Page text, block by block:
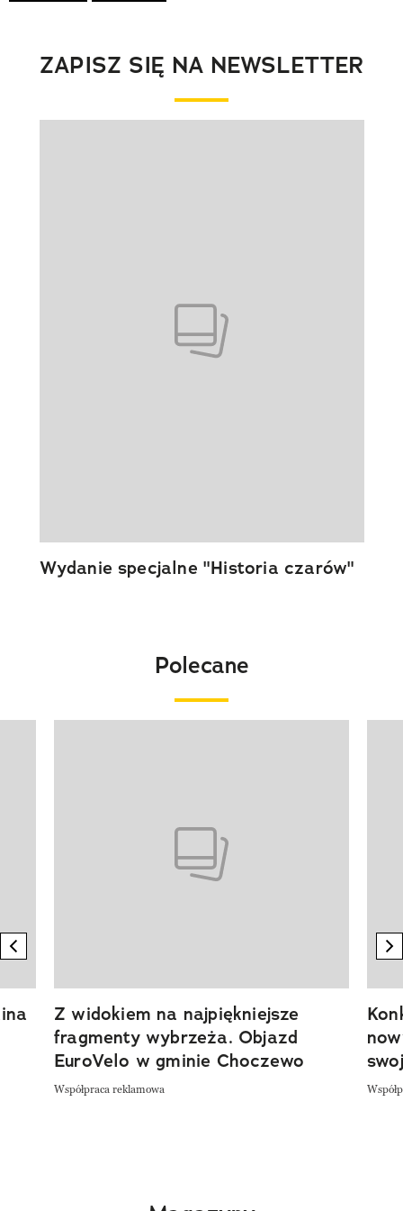
ZAPISZ SIĘ NA NEWSLETTER
Wydanie specjalne "Historia czarów"
Polecane
previous element
Z widokiem na najpiękniejsze
fragmenty wybrzeża. Objazd
EuroVelo w gminie Choczewo
Współpraca reklamowa